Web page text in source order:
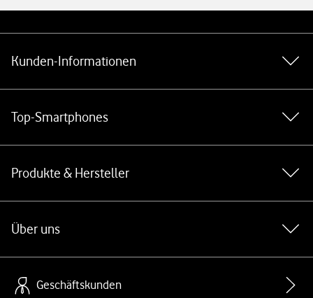
Kunden-Informationen
Top-Smartphones
Produkte & Hersteller
Über uns
Geschäftskunden